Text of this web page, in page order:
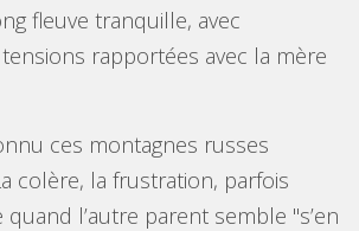
fleuve tranquille, avec
rapportées avec la mère
ces montagnes russes
colère, la frustration, parfois
l’autre parent semble "s’en